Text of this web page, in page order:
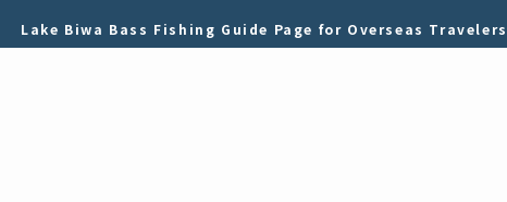
Lake Biwa Bass Fishing Guide Page for Overseas Travelers